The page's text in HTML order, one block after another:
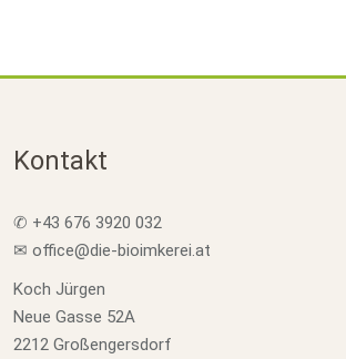
Kontakt
✆ +43 676 3920 032
✉ office@die-bioimkerei.at
Koch Jürgen
Neue Gasse 52A
2212 Großengersdorf